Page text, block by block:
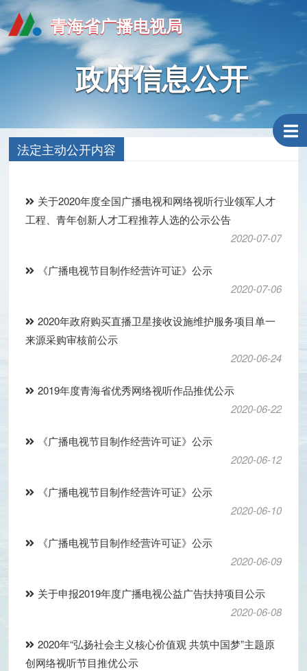
青海省广播电视局
政府信息公开
法定主动公开内容
关于2020年度全国广播电视和网络视听行业领军人才
工程、青年创新人才工程推荐人选的公示公告
2020-07-07
《广播电视节目制作经营许可证》公示
2020-07-06
2020年政府购买直播卫星接收设施维护服务项目单一
来源采购审核前公示
2020-06-24
2019年度青海省优秀网络视听作品推优公示
2020-06-22
《广播电视节目制作经营许可证》公示
2020-06-12
《广播电视节目制作经营许可证》公示
2020-06-10
《广播电视节目制作经营许可证》公示
2020-06-09
关于申报2019年度广播电视公益广告扶持项目公示
2020-06-08
2020年“弘扬社会主义核心价值观 共筑中国梦”主题原
创网络视听节目推优公示